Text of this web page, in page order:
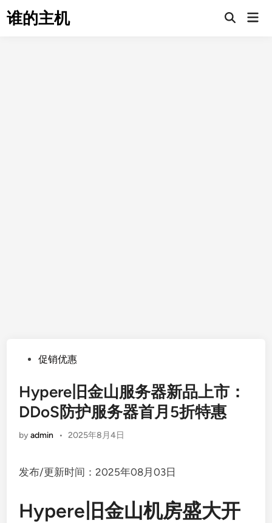
to谁的主机
Open
Posted促销优惠
Hypere旧金山服务器新品上市：
DDoS防护服务器首月5折特惠
byadmin • 2025年8月4日
发布/更新时间：2025年08月03日
Hypere旧金山机房盛大开